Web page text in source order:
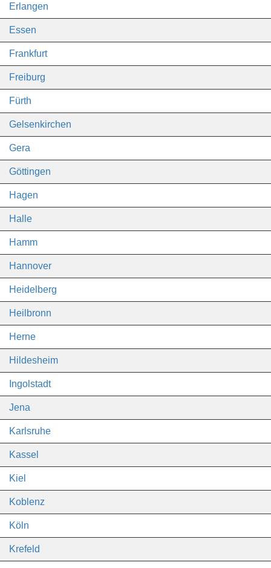
Erlangen
Essen
Frankfurt
Freiburg
Fürth
Gelsenkirchen
Gera
Göttingen
Hagen
Halle
Hamm
Hannover
Heidelberg
Heilbronn
Herne
Hildesheim
Ingolstadt
Jena
Karlsruhe
Kassel
Kiel
Koblenz
Köln
Krefeld